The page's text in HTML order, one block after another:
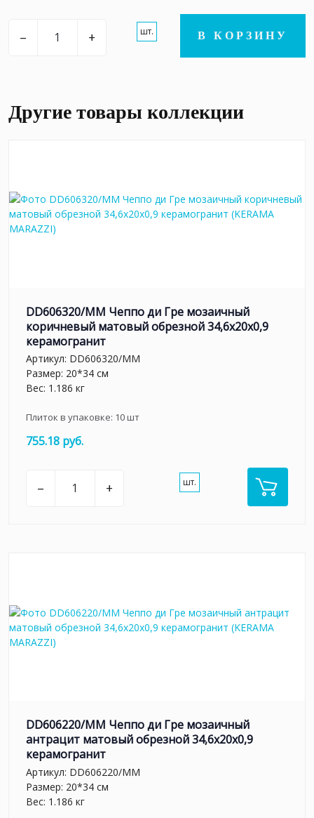
– + шт. В КОРЗИНУ
Другие товары коллекции
DD606320/MM Чеппо ди Гре мозаичный
коричневый матовый обрезной 34,6x20x0,9
керамогранит
Артикул: DD606320/MM
Размер: 20*34 см
Вес: 1.186 кг
Плиток в упаковке: 10шт
755.18 руб.
– + шт.
DD606220/MM Чеппо ди Гре мозаичный
антрацит матовый обрезной 34,6x20x0,9
керамогранит
Артикул: DD606220/MM
Размер: 20*34 см
Вес: 1.186 кг